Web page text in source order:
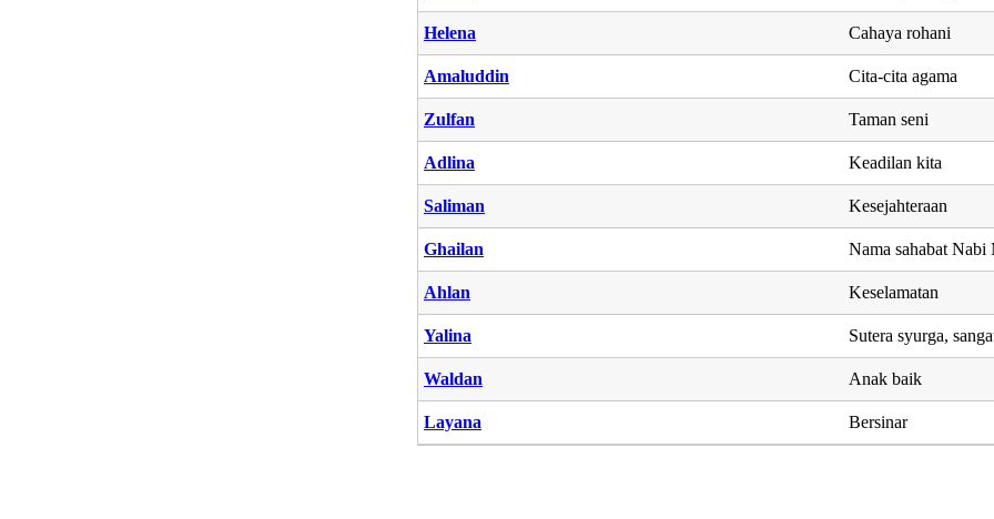
Helena Cahaya rohani
Amaluddin Cita-cita agama
Zulfan Taman seni
Adlina Keadilan kita
Saliman Kesejahteraan
Ghailan Nama sahabat
Ahlan Keselamatan
Yalina Sutera syurga,
Waldan Anak baik
Layana Bersinar